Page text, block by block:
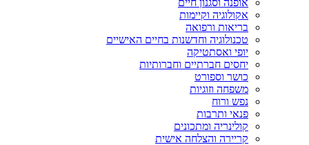
אקולוגיה וקיימות
בריאות ורפואה
טכנולוגיה וחדשנות בחיים האישיים
יופי ואסתטיקה
יחסים חברתיים וחברותיות
כושר וספורט
משפחה וזוגיות
נפש ורוח
פנאי ותרבות
קולינריה ומתכונים
קריירה והצלחה אישית